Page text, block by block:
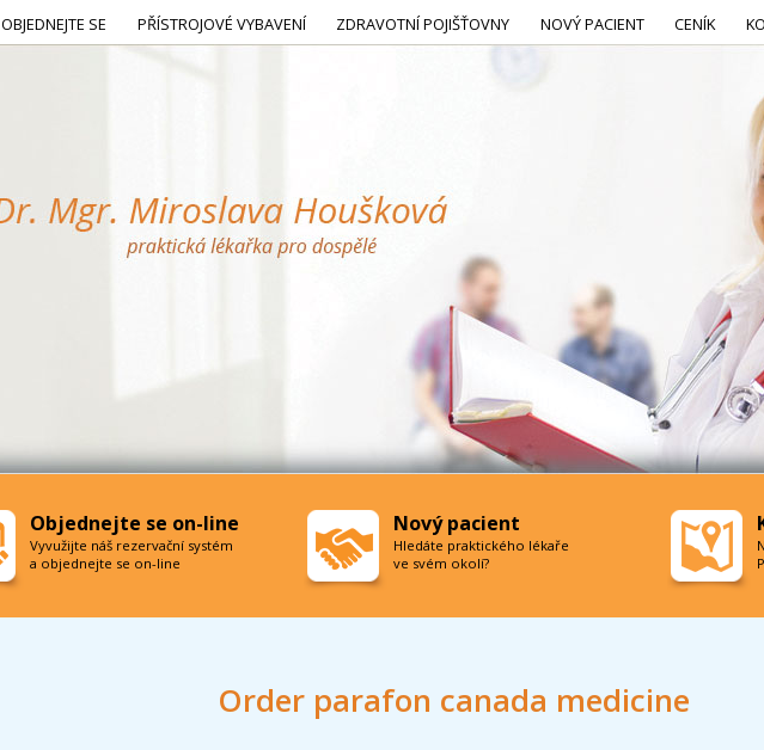
Order parafon canada medicine
OBJEDNEJTE SE PŘÍSTROJOVÉ VYBAVENÍ ZDRAVOTNÍ POJIŠŤOVNY NOVÝ PACIENT CENÍK
Objednejte se on-line
Vyvužijte náš rezervační systém
a objednejte se on-line
Nový pacient
Hledáte praktického lékaře
ve svém okolí?